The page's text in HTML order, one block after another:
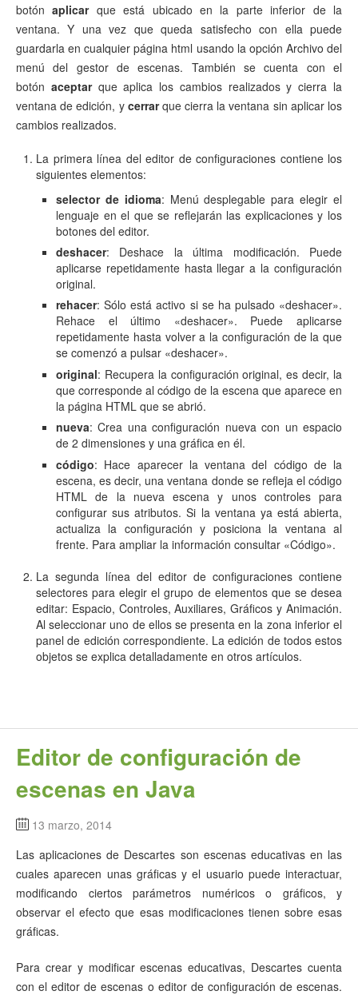
botónaplicar que está ubicado en la parte inferior de la
ventana. Y una vez que queda satisfecho con ella puede
guardarla en cualquier página html usando la opción Archivo del
menú del gestor de escenas. También se cuenta con el
botón aceptar que aplica los cambios realizados y cierra la
ventana de edición, y cerrarque cierra la ventana sin aplicar los
cambios realizados.
La primera línea del editor de configuraciones contiene los
siguientes elementos:
selector de idioma: Menú desplegable para elegir el
lenguaje en el que se reflejarán las explicaciones y los
botones del editor.
deshacer:
Deshace la última modificación. Puede
aplicarse repetidamente hasta llegar a la configuración
original.
rehacer: Sólo está activo si se ha pulsado «deshacer».
Rehace el último «deshacer». Puede aplicarse
repetidamente hasta volver a la configuración de la que
se comenzó a pulsar «deshacer».
original: Recupera la configuración original, es decir, la
que corresponde al código de la escena que aparece en
la página HTML que se abrió.
nueva: Crea una configuración nueva con un espacio
de 2 dimensiones y una gráfica en él.
código: Hace aparecer la ventana del código de la
escena, es decir, una ventana donde se refleja el código
HTML de la nueva escena y unos controles para
configurar sus atributos. Si la ventana ya está abierta,
actualiza la configuración y posiciona la ventana al
frente. Para ampliar la información consultar «Código».
La segunda línea del editor de configuraciones contiene
selectores para elegir el grupo de elementos que se desea
editar: Espacio, Controles, Auxiliares, Gráficos y Animación.
Al seleccionar uno de ellos se presenta en la zona inferior el
panel de edición correspondiente. La edición de todos estos
objetos se explica detalladamente en otros artículos.
Editor de configuración de
escenas en Java
13 marzo, 2014
Las aplicaciones de Descartes son escenas educativas en las
cuales aparecen unas gráficas y el usuario puede interactuar,
modificando ciertos parámetros numéricos o gráficos, y
observar el efecto que esas modificaciones tienen sobre esas
gráficas.
Para crear y modificar escenas educativas, Descartes cuenta
con el editor de escenas o editor de configuración de escenas.